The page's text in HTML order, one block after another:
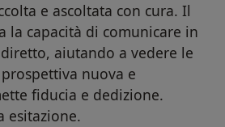
e ascoltata con cura. Il
la capacità di comunicare in
aiutando a vedere le
nuova e
fiducia e dedizione.
esitazione.